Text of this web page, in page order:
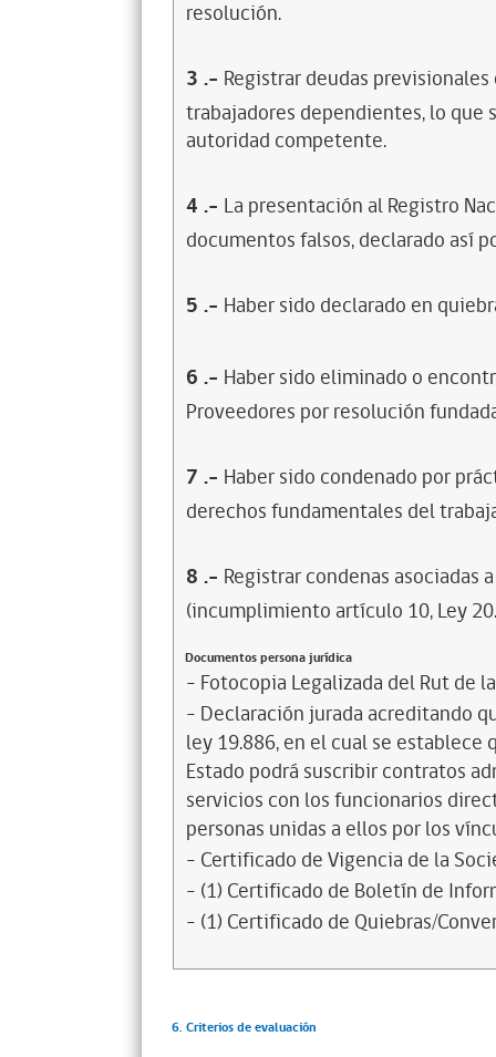
resolución.
3 .- Registrar deudas
trabajadores dependientes, lo
autoridad competente.
4 .- La presentación al Registro
documentos falsos, declarado así
5 .- Haber sido declarado en
6 .- Haber sido eliminado o
Proveedores por resolución
7 .- Haber sido condenado por
derechos fundamentales del
8 .- Registrar condenas asociadas
(incumplimiento artículo 10, Ley
Documentos persona jurídica
- Fotocopia Legalizada del Rut de
- Declaración jurada acreditando
ley 19.886, en el cual se
Estado podrá suscribir contratos
servicios con los funcionarios
personas unidas a ellos por los
- Certificado de Vigencia de la
- (1) Certificado de Boletín de
- (1) Certificado de Quiebras/
6. Criterios de evaluación